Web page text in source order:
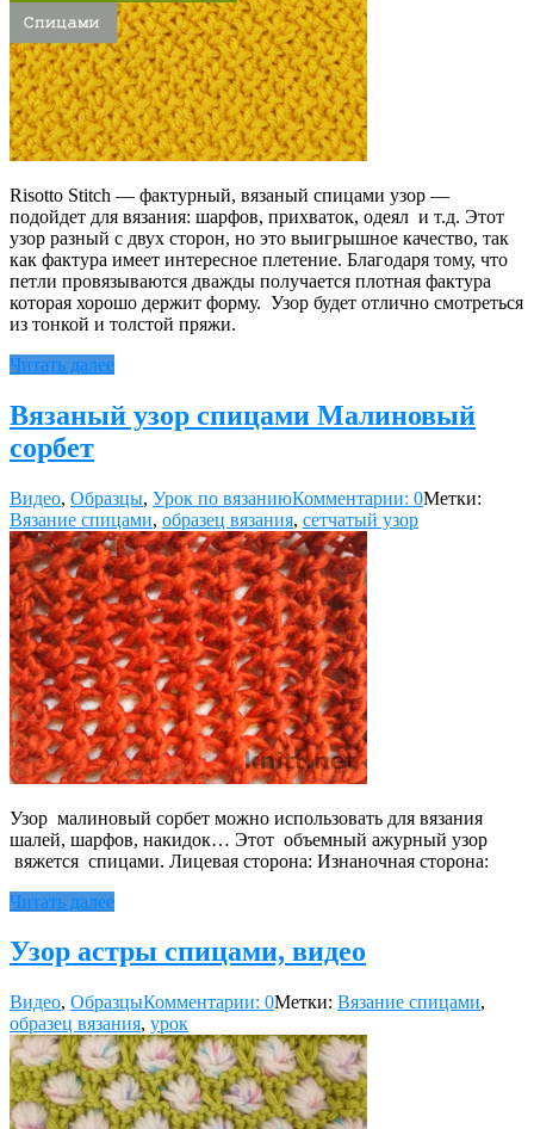
Risotto Stitch — фактурный, вязаный спицами узор —
подойдет для вязания: шарфов, прихваток, одеял и т.д. Этот
узор разный с двух сторон, но это выигрышное качество, так
как фактура имеет интересное плетение. Благодаря тому, что
петли провязываются дважды получается плотная фактура
которая хорошо держит форму. Узор будет отлично смотреться
из тонкой и толстой пряжи.
Читать далее
Вязаный узор спицами Малиновый
сорбет
Видео, Образцы, Урок по вязаниюКомментарии: 0Метки:
Вязание спицами, образец вязания, сетчатый узор
Узор малиновый сорбет можно использовать для вязания
шалей, шарфов, накидок… Этот объемный ажурный узор
вяжется спицами. Лицевая сторона: Изнаночная сторона:
Читать далее
Узор астры спицами, видео
Видео, ОбразцыКомментарии: 0Метки: Вязание спицами,
образец вязания, урок